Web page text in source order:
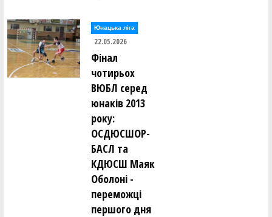
Юнацька ліга
22.05.2026
Фінал
чотирьох
ВЮБЛ серед
юнаків 2013
року:
ОСДЮСШОР-
БАСЛ та
КДЮСШ Маяк
Оболоні -
переможці
першого дня